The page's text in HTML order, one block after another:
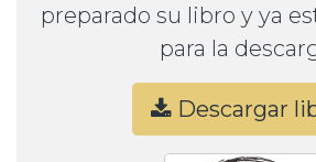
preparado su libro y ya
para la
Descargar